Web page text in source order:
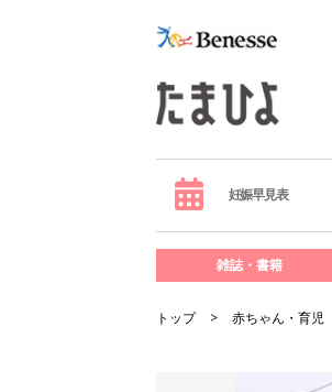
妊娠早見表
雑誌・書籍
トップ 赤ちゃん・育児